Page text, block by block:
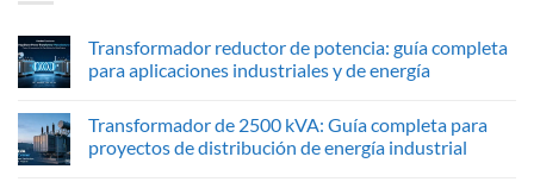
Transformador reductor de potencia: guía completa
para aplicaciones industriales y de energía
Transformador de 2500 kVA: Guía completa para
proyectos de distribución de energía industrial